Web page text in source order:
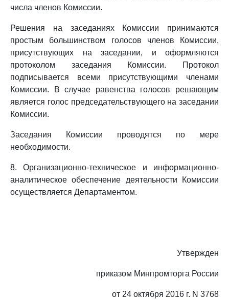
числа членов Комиссии.
Решения на заседаниях Комиссии принимаются
простым большинством голосов членов Комиссии,
присутствующих на заседании, и оформляются
протоколом заседания Комиссии. Протокол
подписывается всеми присутствующими членами
Комиссии. В случае равенства голосов решающим
является голос председательствующего на заседании
Комиссии.
Заседания Комиссии проводятся по мере
необходимости.
8. Организационно-техническое и информационно-
аналитическое обеспечение деятельности Комиссии
осуществляется Департаментом.
Утвержден
приказом Минпромторга России
от 24 октября 2016 г. N 3768